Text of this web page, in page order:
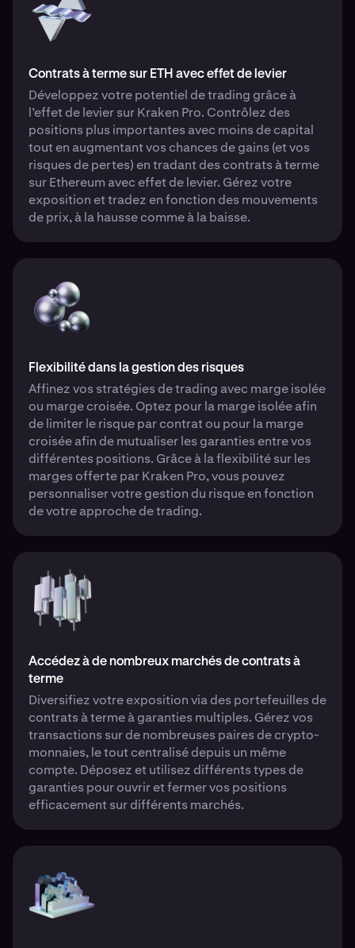
Contrats à terme sur ETH avec effet de levier
Développez votre potentiel de trading grâce à
l’effet de levier sur Kraken Pro. Contrôlez des
positions plus importantes avec moins de capital
tout en augmentant vos chances de gains (et vos
risques de pertes) en tradant des contrats à terme
sur Ethereum avec effet de levier. Gérez votre
exposition et tradez en fonction des mouvements
de prix, à la hausse comme à la baisse.
Flexibilité dans la gestion des risques
Affinez vos stratégies de trading avec marge isolée
ou marge croisée. Optez pour la marge isolée afin
de limiter le risque par contrat ou pour la marge
croisée afin de mutualiser les garanties entre vos
différentes positions. Grâce à la flexibilité sur les
marges offerte par Kraken Pro, vous pouvez
personnaliser votre gestion du risque en fonction
de votre approche de trading.
Accédez à de nombreux marchés de contrats à
terme
Diversifiez votre exposition via des portefeuilles de
contrats à terme à garanties multiples. Gérez vos
transactions sur de nombreuses paires de crypto-
monnaies, le tout centralisé depuis un même
compte. Déposez et utilisez différents types de
garanties pour ouvrir et fermer vos positions
efficacement sur différents marchés.